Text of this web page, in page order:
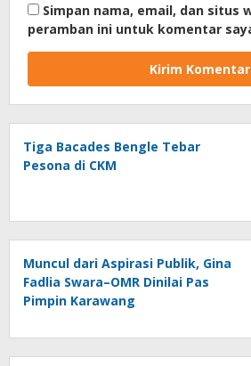
Simpan nama, email, dan situs
peramban ini untuk komentar
Tiga Bacades Bengle Tebar
Pesona di CKM
Muncul dari Aspirasi Publik, Gina
Fadlia Swara–OMR Dinilai Pas
Pimpin Karawang